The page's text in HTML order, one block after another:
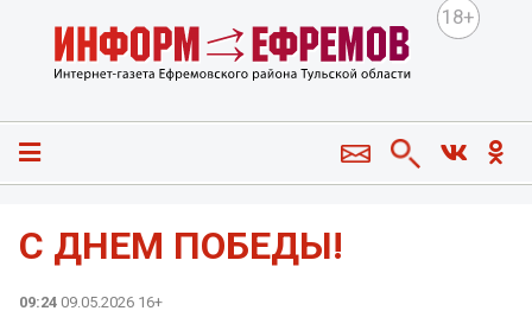
18+
С ДНЕМ ПОБЕДЫ!
09:24 09.05.2026 16+